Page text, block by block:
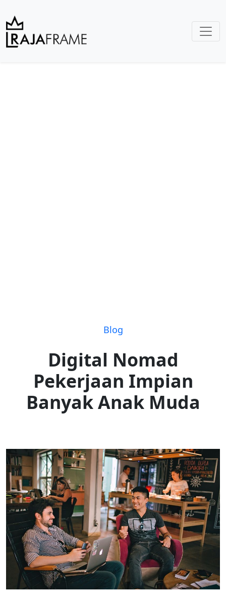
Blog
Digital Nomad
Pekerjaan Impian
Banyak Anak Muda